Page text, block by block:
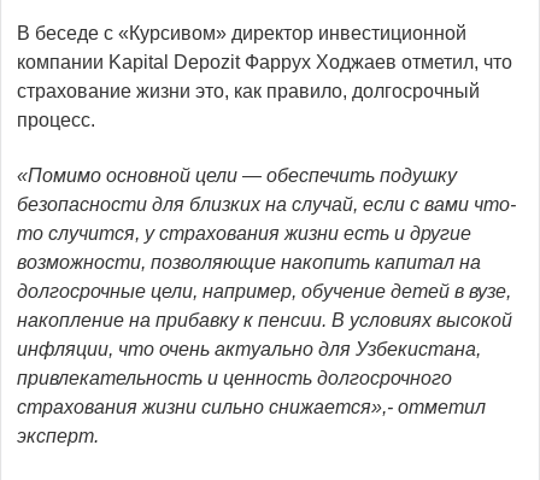
В беседе с «Курсивом» директор инвестиционной
компании Kapital Depozit Фаррух Ходжаев отметил, что
страхование жизни это, как правило, долгосрочный
процесс.
«Помимо основной цели — обеспечить подушку
безопасности для близких на случай, если с вами что-
то случится, у страхования жизни есть и другие
возможности, позволяющие накопить капитал на
долгосрочные цели, например, обучение детей в вузе,
накопление на прибавку к пенсии. В условиях высокой
инфляции, что очень актуально для Узбекистана,
привлекательность и ценность долгосрочного
страхования жизни сильно снижается»,- отметил
эксперт.